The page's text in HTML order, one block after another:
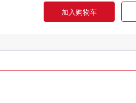
加入购物车